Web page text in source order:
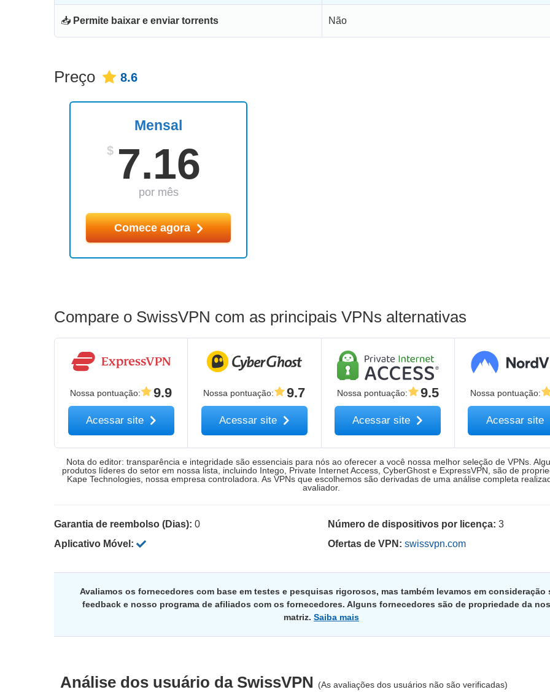
📥 Permite baixar e enviar torrents Não
Preço 8.6
Mensal
$ 7.16
por mês
Comece agora
Compare o SwissVPN com as principais VPNs alternativas
Nossa pontuação: 9.9
Acessar site
Nossa pontuação: 9.7
Acessar site
Nossa pontuação: 9.5
Acessar site
Nossa pontuação:
Acessar site
Nota do editor: transparência e integridade são essenciais para nós ao oferecer a você nossa melhor seleção de VPNs.
produtos líderes do setor em nossa lista, incluindo Intego, Private Internet Access, CyberGhost e ExpressVPN, são de
Kape Technologies, nossa empresa controladora. As VPNs que escolhemos são derivadas de uma análise completa
avaliador.
Garantia de reembolso (Dias): 0
Aplicativo Móvel:
Número de dispositivos por licença: 3
Ofertas de VPN: swissvpn.com
Avaliamos os fornecedores com base em testes e pesquisas rigorosos, mas também levamos em consideração
feedback e nosso programa de afiliados com os fornecedores. Alguns fornecedores são de propriedade da
matriz. Saiba mais
Análise dos usuário da SwissVPN (As avaliações dos usuários não são verificadas)